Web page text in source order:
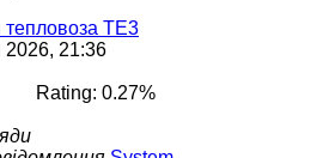
тепловоза ТЕ3
2026, 21:36
Rating: 0.27%